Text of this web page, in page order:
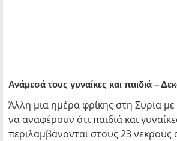
Ανάμεσά τους γυναίκες και παιδιά –
Άλλη μια ημέρα φρίκης στη Συρία με
να αναφέρουν ότι παιδιά και
περιλαμβάνονται στους 23 νεκρούς